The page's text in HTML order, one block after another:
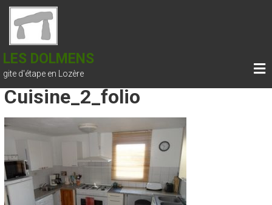
Skip
content
LES DOLMENS
gite d'étape en Lozère
Cuisine_2_folio